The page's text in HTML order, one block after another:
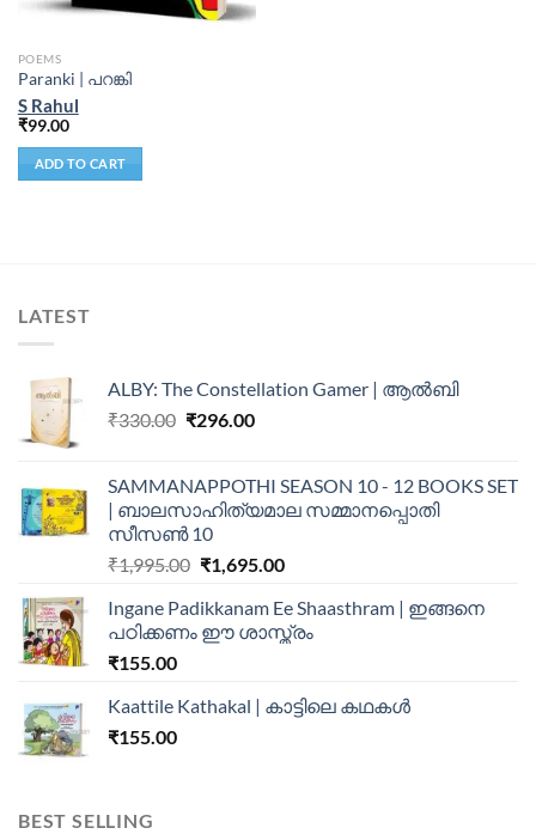
POEMS
Paranki | പറങ്കി
S Rahul
₹99.00
ADD TO CART
LATEST
ALBY: The Constellation Gamer | ആൽബി
₹330.00 ₹296.00
SAMMANAPPOTHI SEASON 10 - 12 BOOKS SET
| ബാലസാഹിത്യമാല സമ്മാനപ്പൊതി
സീസൺ 10
₹1,995.00 ₹1,695.00
Ingane Padikkanam Ee Shaasthram | ഇങ്ങനെ
പഠിക്കണം ഈ ശാസ്ത്രം
₹155.00
Kaattile Kathakal | കാട്ടിലെ കഥകള്‍
₹155.00
BEST SELLING